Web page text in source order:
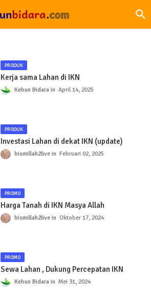
PRODUK
Kerja sama Lahan di IKN
Kebun Bidara April 14, 2025
PRODUK
Investasi Lahan di dekat IKN (update)
bismillah2live Februari 02, 2025
PROMO
Harga Tanah di IKN Masya Allah
bismillah2live Oktober 17, 2024
PROMO
Sewa Lahan , Dukung Percepatan IKN
Kebun Bidara Mei 31, 2024